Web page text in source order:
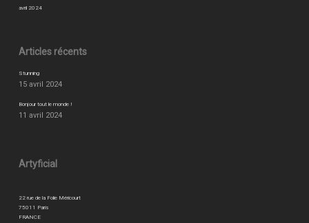
avril 2024
Articles récents
Stunning
15 avril 2024
Bonjour tout le monde !
11 avril 2024
Artyficial
22 rue de la Folie Méricourt
75011 Paris
FRANCE